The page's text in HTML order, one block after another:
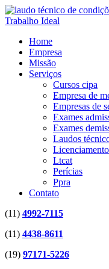
Home
Empresa
Missão
Serviços
Cursos cipa
Empresa de
Empresas de
Exames
Exames
Laudos
Ltcat
Perícias
Ppra
Contato
(11) 4992-7115
(11) 4438-8611
(19) 97171-5226